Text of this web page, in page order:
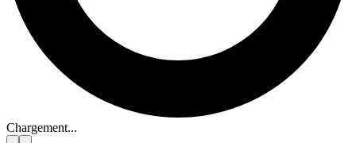
Chargement...